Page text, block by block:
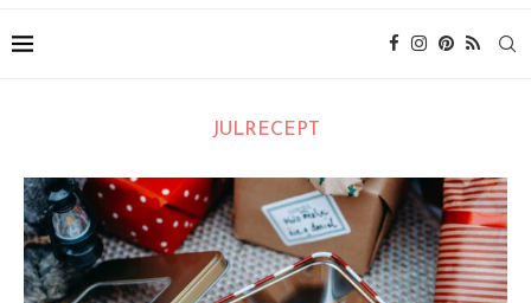
JULRECEPT